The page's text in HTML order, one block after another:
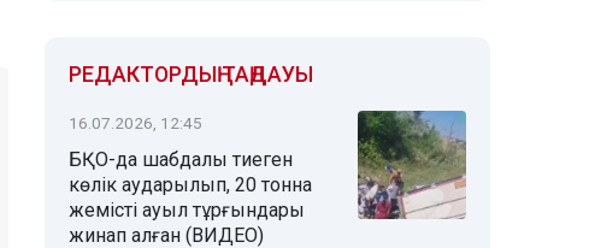
РЕДАКТОРДЫҢ ТАҢДАУЫ
16.07.2026, 12:45
БҚО-да шабдалы тиеген
көлік аударылып, 20 тонна
жемісті ауыл тұрғындары
жинап алған (ВИДЕО)